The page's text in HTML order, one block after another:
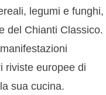
legumi e funghi,
del Chianti Classico.
riviste europee di
sua cucina.